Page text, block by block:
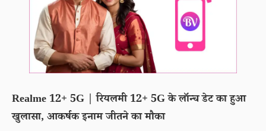
Realme 12+ 5G | रियलमी 12+ 5G के लॉन्च डेट का हुआ
खुलासा, आकर्षक इनाम जीतने का मौका